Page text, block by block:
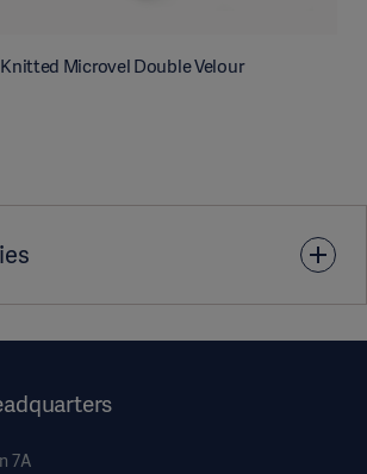
Microvel Double Velour
7A